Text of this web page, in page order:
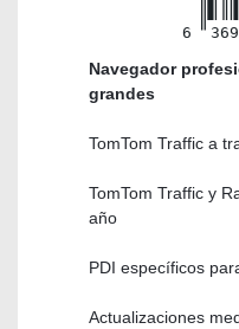
6
Navegador
grandes
TomTom Traffic a
TomTom Traffic y
año
PDI específicos
Actualizaciones